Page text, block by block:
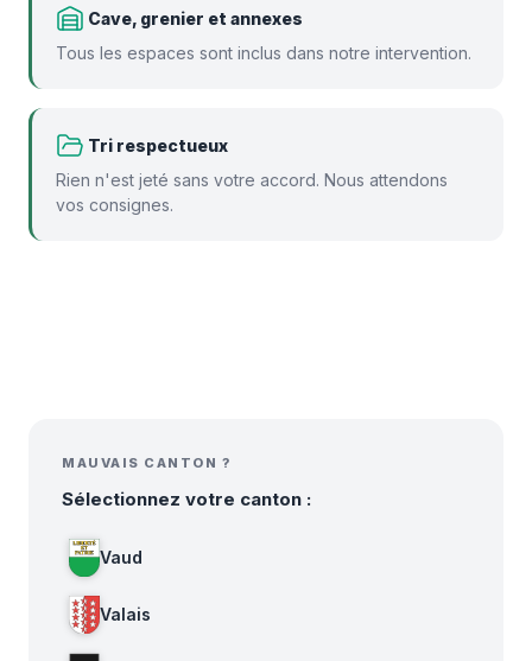
️ Cave, grenier et annexes
Tous les espaces sont inclus dans notre intervention.
️ Tri respectueux
Rien n'est jeté sans votre accord. Nous attendons
vos consignes.
MAUVAIS CANTON ?
Sélectionnez votre canton :
Vaud
Valais